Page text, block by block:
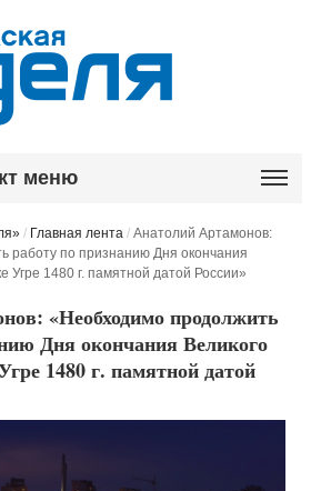
меню
/ Главная лента /Анатолий Артамонов:
работу по признанию Дня окончания
Угре 1480 г. памятной датой России»
«Необходимо продолжить
Дня окончания Великого
1480 г. памятной датой